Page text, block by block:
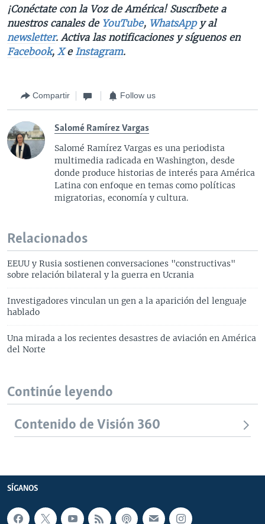
¡Conéctate con la Voz de América! Suscríbete a
nuestros canales de YouTube, WhatsAppy al
newsletter. Activa las notificaciones y síguenos en
Facebook, Xe Instagram.
Compartir Follow us
Salomé Ramírez Vargas
Salomé Ramírez Vargas es una periodista
multimedia radicada en Washington, desde
donde produce historias de interés para América
Latina con enfoque en temas como políticas
migratorias, economía y cultura.
Relacionados
EEUU y Rusia sostienen conversaciones "constructivas"
sobre relación bilateral y la guerra en Ucrania
Investigadores vinculan un gen a la aparición del lenguaje
hablado
Una mirada a los recientes desastres de aviación en América
del Norte
Continúe leyendo
Contenido de Visión 360
SÍGANOS